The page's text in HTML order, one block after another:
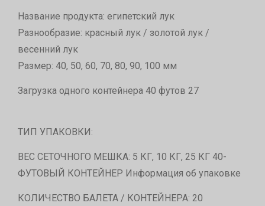
Название продукта: египетский лук
Разнообразие: красный лук / золотой лук /
весенний лук
Размер: 40, 50, 60, 70, 80, 90, 100 мм
Загрузка одного контейнера 40 футов 27
ТИП УПАКОВКИ:
ВЕС СЕТОЧНОГО МЕШКА: 5 КГ, 10 КГ, 25 КГ 40-
ФУТОВЫЙ КОНТЕЙНЕР Информация об упаковке
КОЛИЧЕСТВО БАЛЕТА / КОНТЕЙНЕРА: 20